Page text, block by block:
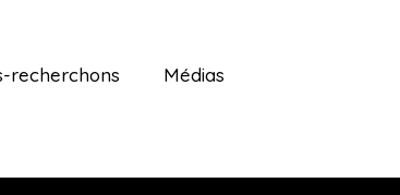
recherchons
Médias